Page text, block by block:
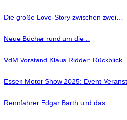
Die große Love-Story zwischen zwei…
Neue Bücher rund um die…
VdM Vorstand Klaus Ridder: Rückblick…
Essen Motor Show 2025: Event-
Rennfahrer Edgar Barth und das…